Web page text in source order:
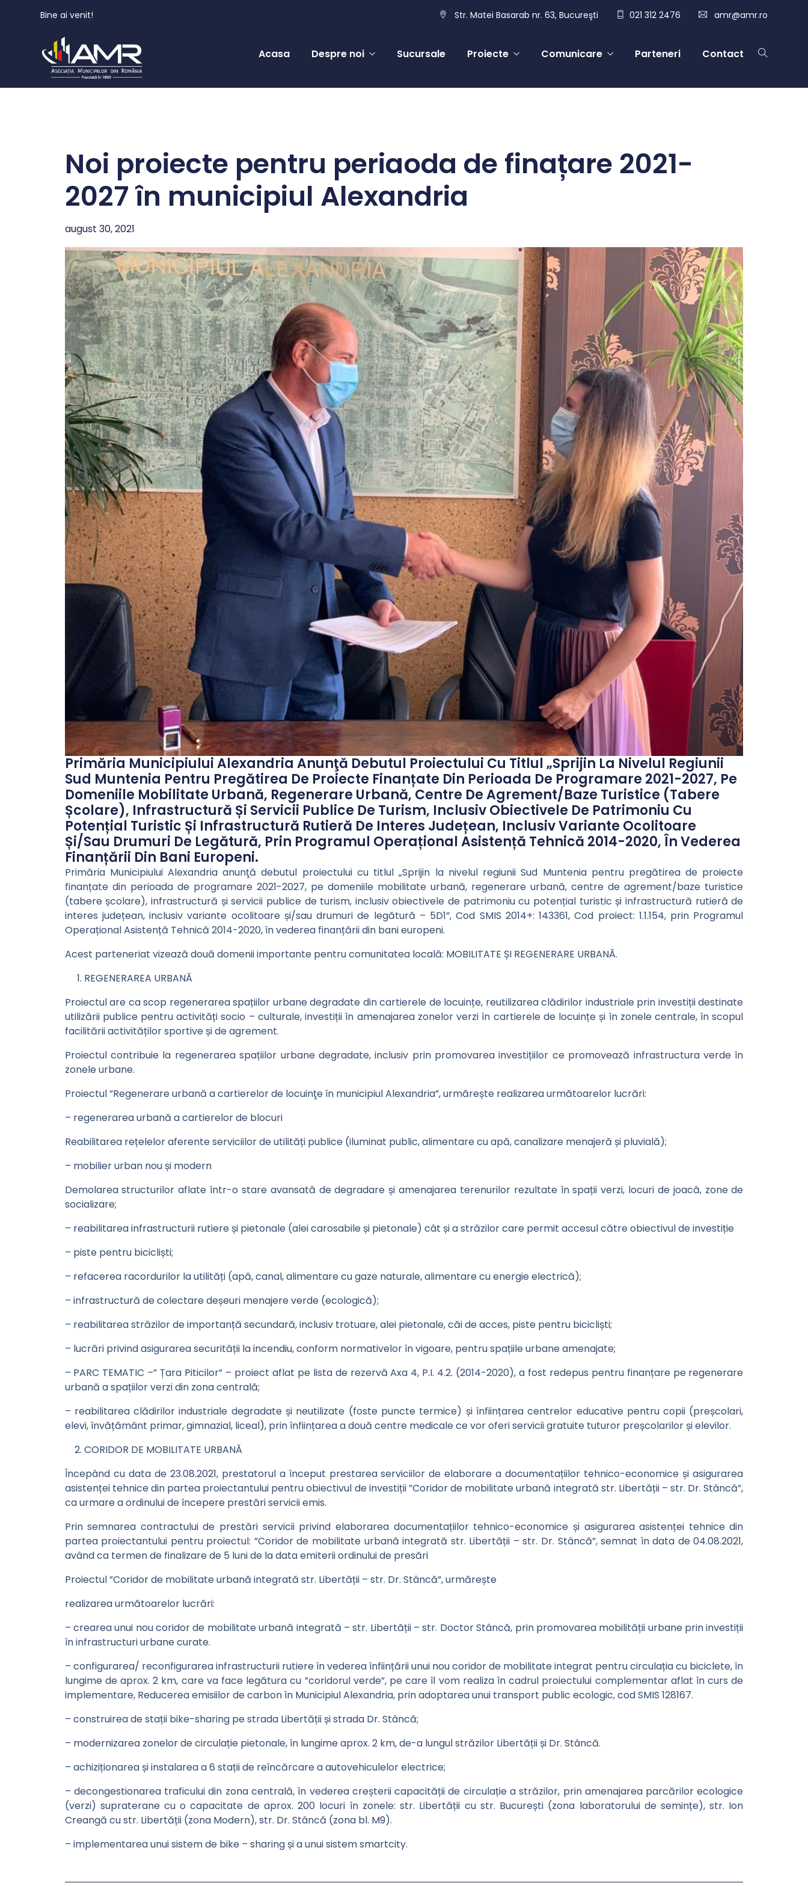
Bine ai venit! Str. Matei Basarab nr. 63, Bucureşti 021 312 2476 amr@amr.ro
Acasa Despre noi Sucursale Proiecte Comunicare Parteneri Contact
Noi proiecte pentru periaoda de finațare 2021-
2027 în municipiul Alexandria
august 30, 2021
Primăria Municipiului Alexandria Anunţă Debutul Proiectului Cu Titlul „Sprijin La Nivelul Regiunii
Sud Muntenia Pentru Pregătirea De Proiecte Finanțate Din Perioada De Programare 2021-2027, Pe
Domeniile Mobilitate Urbană, Regenerare Urbană, Centre De Agrement/baze Turistice (tabere
Școlare), Infrastructură Și Servicii Publice De Turism, Inclusiv Obiectivele De Patrimoniu Cu
Potențial Turistic Și Infrastructură Rutieră De Interes Județean, Inclusiv Variante Ocolitoare
Și/sau Drumuri De Legătură, Prin Programul Operațional Asistență Tehnică 2014-2020, În Vederea
Finanțării Din Bani Europeni.
Primăria Municipiului Alexandria anunţă debutul proiectului cu titlul „Sprijin la nivelul regiunii Sud Muntenia pentru pregătirea de proiecte
finanțate din perioada de programare 2021-2027, pe domeniile mobilitate urbană, regenerare urbană, centre de agrement/baze turistice
(tabere școlare), infrastructură și servicii publice de turism, inclusiv obiectivele de patrimoniu cu potențial turistic și infrastructură rutieră de
interes județean, inclusiv variante ocolitoare și/sau drumuri de legătură – 5D1”, Cod SMIS 2014+: 143361, Cod proiect: 1.1.154, prin Programul
Operațional Asistență Tehnică 2014-2020, în vederea finanțării din bani europeni.
Acest parteneriat vizează două domenii importante pentru comunitatea locală: MOBILITATE ȘI REGENERARE URBANĂ.
REGENERAREA URBANĂ
Proiectul are ca scop regenerarea spațiilor urbane degradate din cartierele de locuințe, reutilizarea clădirilor industriale prin investiții destinate
utilizării publice pentru activități socio – culturale, investiții în amenajarea zonelor verzi în cartierele de locuințe și în zonele centrale, în scopul
facilitării activităților sportive și de agrement.
Proiectul contribuie la regenerarea spațiilor urbane degradate, inclusiv prin promovarea investițiilor ce promovează infrastructura verde în
zonele urbane.
Proiectul ”Regenerare urbană a cartierelor de locuinţe în municipiul Alexandria”, urmărește realizarea următoarelor lucrări:
– regenerarea urbană a cartierelor de blocuri
Reabilitarea rețelelor aferente serviciilor de utilități publice (iluminat public, alimentare cu apă, canalizare menajeră și pluvială);
– mobilier urban nou și modern
Demolarea structurilor aflate într-o stare avansată de degradare și amenajarea terenurilor rezultate în spații verzi, locuri de joacă, zone de
socializare;
– reabilitarea infrastructurii rutiere și pietonale (alei carosabile și pietonale) cât și a străzilor care permit accesul către obiectivul de investiție
– piste pentru bicicliști;
– refacerea racordurilor la utilități (apă, canal, alimentare cu gaze naturale, alimentare cu energie electrică);
– infrastructură de colectare deșeuri menajere verde (ecologică);
– reabilitarea străzilor de importanță secundară, inclusiv trotuare, alei pietonale, căi de acces, piste pentru bicicliști;
– lucrări privind asigurarea securității la incendiu, conform normativelor în vigoare, pentru spațiile urbane amenajate;
– PARC TEMATIC –” Țara Piticilor” – proiect aflat pe lista de rezervă Axa 4, P.I. 4.2. (2014-2020), a fost redepus pentru finanțare pe regenerare
urbană a spațiilor verzi din zona centrală;
– reabilitarea clădirilor industriale degradate și neutilizate (foste puncte termice) și înființarea centrelor educative pentru copii (preșcolari,
elevi, învățământ primar, gimnazial, liceal), prin înființarea a două centre medicale ce vor oferi servicii gratuite tuturor preșcolarilor și elevilor.
CORIDOR DE MOBILITATE URBANĂ
Începând cu data de 23.08.2021, prestatorul a început prestarea serviciilor de elaborare a documentațiilor tehnico-economice și asigurarea
asistenței tehnice din partea proiectantului pentru obiectivul de investiții ”Coridor de mobilitate urbană integrată str. Libertății – str. Dr. Stâncă”,
ca urmare a ordinului de începere prestări servicii emis.
Prin semnarea contractului de prestări servicii privind elaborarea documentațiilor tehnico-economice și asigurarea asistenței tehnice din
partea proiectantului pentru proiectul: ”Coridor de mobilitate urbană integrată str. Libertății – str. Dr. Stâncă”, semnat în data de 04.08.2021,
având ca termen de finalizare de 5 luni de la data emiterii ordinului de presări
Proiectul ”Coridor de mobilitate urbană integrată str. Libertății – str. Dr. Stâncă”, urmărește
realizarea următoarelor lucrări:
– crearea unui nou coridor de mobilitate urbană integrată – str. Libertății – str. Doctor Stâncă, prin promovarea mobilității urbane prin investiții
în infrastructuri urbane curate.
– configurarea/ reconfigurarea infrastructurii rutiere în vederea înființării unui nou coridor de mobilitate integrat pentru circulația cu biciclete, în
lungime de aprox. 2 km, care va face legătura cu ”coridorul verde”, pe care îl vom realiza în cadrul proiectului complementar aflat în curs de
implementare, Reducerea emisiilor de carbon în Municipiul Alexandria, prin adoptarea unui transport public ecologic, cod SMIS 128167.
– construirea de stații bike-sharing pe strada Libertății și strada Dr. Stâncă;
– modernizarea zonelor de circulație pietonale, în lungime aprox. 2 km, de-a lungul străzilor Libertății și Dr. Stâncă.
– achiziționarea și instalarea a 6 stații de reîncărcare a autovehiculelor electrice;
– decongestionarea traficului din zona centrală, în vederea creșterii capacității de circulație a străzilor, prin amenajarea parcărilor ecologice
(verzi) supraterane cu o capacitate de aprox. 200 locuri în zonele: str. Libertății cu str. București (zona laboratorului de semințe), str. Ion
Creangă cu str. Libertății (zona Modern), str. Dr. Stâncă (zona bl. M9).
– implementarea unui sistem de bike – sharing și a unui sistem smartcity.